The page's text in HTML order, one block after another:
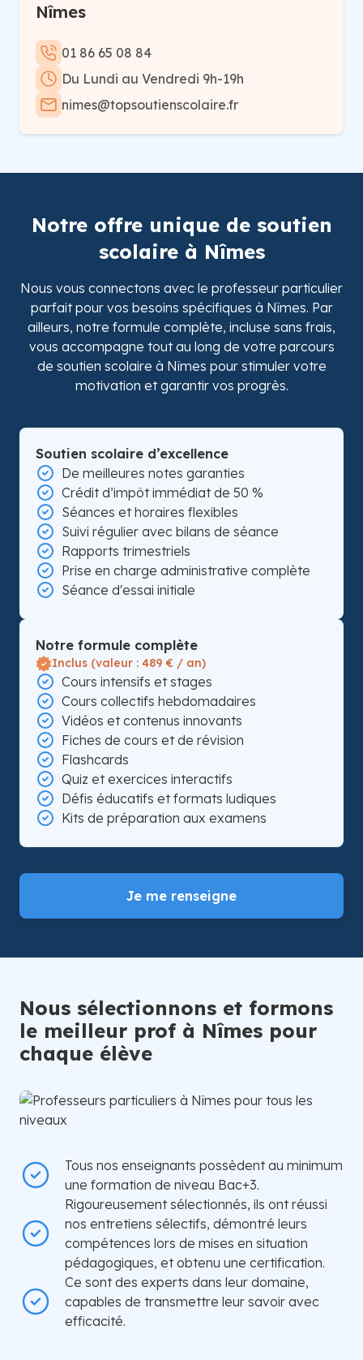
Nîmes
01 86 65 08 84
Du Lundi au Vendredi 9h-19h
nimes@topsoutienscolaire.fr
Notre offre unique de soutien
scolaire à Nîmes
Nous vous connectons avec le professeur particulier
parfait pour vos besoins spécifiques à Nîmes. Par
ailleurs, notre formule complète, incluse sans frais,
vous accompagne tout au long de votre parcours
de soutien scolaire à Nîmes pour stimuler votre
motivation et garantir vos progrès.
Soutien scolaire d’excellence
De meilleures notes garanties
Crédit d’impôt immédiat de 50 %
Séances et horaires flexibles
Suivi régulier avec bilans de séance
Rapports trimestriels
Prise en charge administrative complète
Séance d'essai initiale
Notre formule complète
Inclus (valeur : 489 € / an)
Cours intensifs et stages
Cours collectifs hebdomadaires
Vidéos et contenus innovants
Fiches de cours et de révision
Flashcards
Quiz et exercices interactifs
Défis éducatifs et formats ludiques
Kits de préparation aux examens
Je me renseigne
Nous sélectionnons et formons
le meilleur prof à Nîmes pour
chaque élève
Tous nos enseignants possèdent au minimum
une formation de niveau Bac+3.
Rigoureusement sélectionnés, ils ont réussi
nos entretiens sélectifs, démontré leurs
compétences lors de mises en situation
pédagogiques, et obtenu une certification.
Ce sont des experts dans leur domaine,
capables de transmettre leur savoir avec
efficacité.